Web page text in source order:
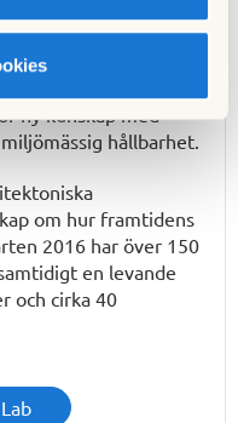
hållbara boende
Johanneberg i
ny kunskap med
hållbarhet.
om hur framtidens
2016 har över 150
en levande
och cirka 40